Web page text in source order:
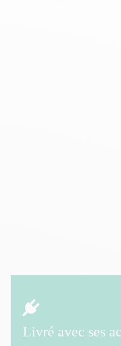
Livré avec ses